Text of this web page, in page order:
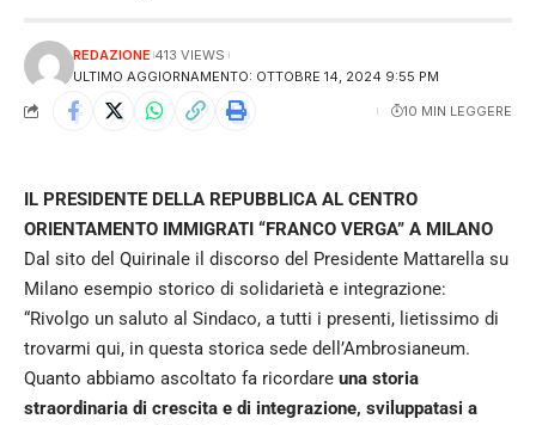
ULTIMO AGGIORNAMENTO: OTTOBRE 14, 2024 9:55 PM
REDAZIONE 413 VIEWS
10 MIN LEGGERE
IL PRESIDENTE DELLA REPUBBLICA AL CENTRO
ORIENTAMENTO IMMIGRATI “FRANCO VERGA” A MILANO
Dal sito del Quirinale il discorso del Presidente Mattarella su
Milano esempio storico di solidarietà e integrazione:
“Rivolgo un saluto al Sindaco, a tutti i presenti, lietissimo di
trovarmi qui, in questa storica sede dell’Ambrosianeum.
Quanto abbiamo ascoltato fa ricordare una storia
straordinaria di crescita e di integrazione, sviluppatasi a